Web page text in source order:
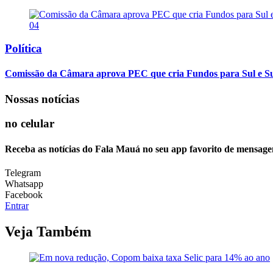
04
Política
Comissão da Câmara aprova PEC que cria Fundos para Sul e
Nossas notícias
no celular
Receba as notícias do Fala Mauá no seu app favorito de
Telegram
Whatsapp
Facebook
Entrar
Veja Também